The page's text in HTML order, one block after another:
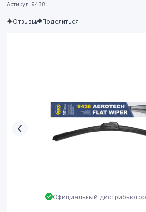
Официальный дистрибьютор
Артикул: 9438
Отзывы Поделиться